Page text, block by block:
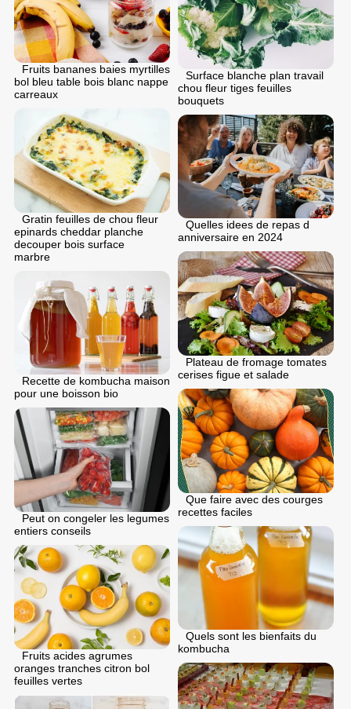
Surface blanche plan travail
chou fleur tiges feuilles
bouquets
Fruits bananes baies myrtilles
bol bleu table bois blanc nappe
carreaux
Gratin feuilles de chou fleur
epinards cheddar planche
decouper bois surface
marbre
Quelles idees de repas d
anniversaire en 2024
Plateau de fromage tomates
cerises figue et salade
Recette de kombucha maison
pour une boisson bio
Que faire avec des courges
recettes faciles
Peut on congeler les legumes
entiers conseils
Quels sont les bienfaits du
kombucha
Fruits acides agrumes
oranges tranches citron bol
feuilles vertes